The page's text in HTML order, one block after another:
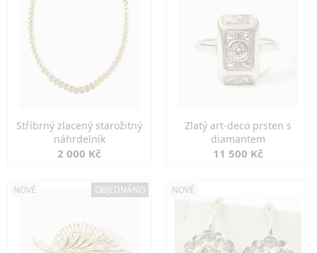
Stříbrný zlacený starožitný
náhrdelník
2 000 Kč
Zlatý art-deco prsten s
diamantem
11 500 Kč
NOVÉ OBJEDNÁNO NOVÉ